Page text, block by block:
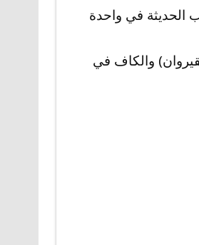
الحديثة في واحدة
والكاف في